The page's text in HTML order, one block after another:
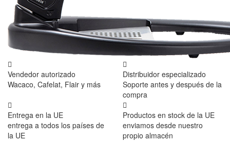
Vendedor autorizado
Wacaco, Cafelat, Flair y más
Distribuidor especializado
Soporte antes y después de la
compra
Entrega en la UE
entrega a todos los países de
la UE
Productos en stock de la UE
enviamos desde nuestro
propio almacén